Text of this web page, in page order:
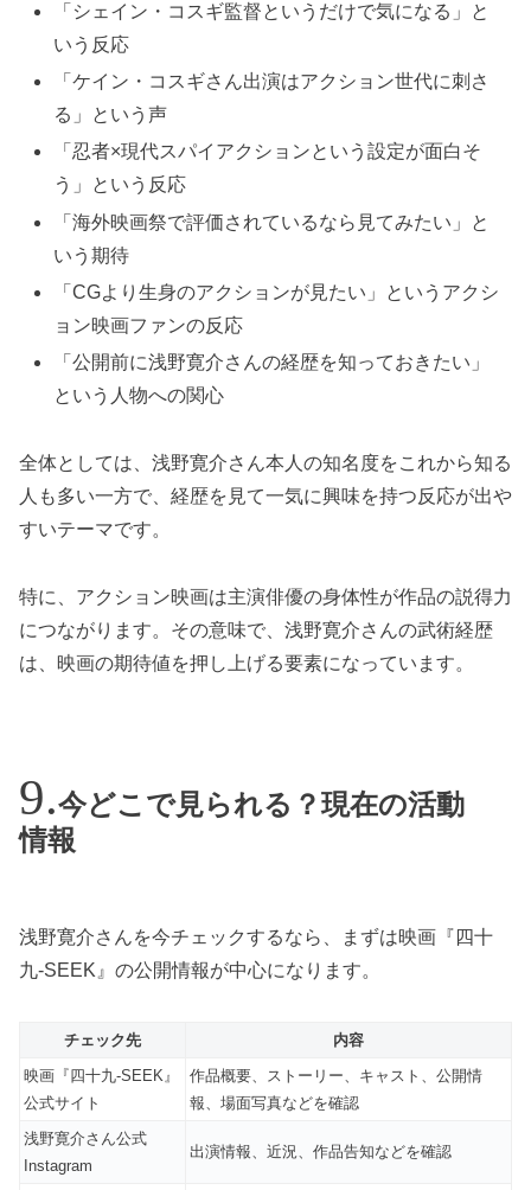
「シェイン・コスギ監督というだけで気になる」と
いう反応
「ケイン・コスギさん出演はアクション世代に刺さ
る」という声
「忍者×現代スパイアクションという設定が面白そ
う」という反応
「海外映画祭で評価されているなら見てみたい」と
いう期待
「CGより生身のアクションが見たい」というアクシ
ョン映画ファンの反応
「公開前に浅野寛介さんの経歴を知っておきたい」
という人物への関心
全体としては、浅野寛介さん本人の知名度をこれから知る
人も多い一方で、経歴を見て一気に興味を持つ反応が出や
すいテーマです。
特に、アクション映画は主演俳優の身体性が作品の説得力
につながります。その意味で、浅野寛介さんの武術経歴
は、映画の期待値を押し上げる要素になっています。
今どこで見られる？現在の活動
情報
浅野寛介さんを今チェックするなら、まずは映画『四十
九-SEEK』の公開情報が中心になります。
チェック先
内容
映画『四十九-SEEK』
公式サイト
作品概要、ストーリー、キャスト、公開情
報、場面写真などを確認
浅野寛介さん公式
Instagram
出演情報、近況、作品告知などを確認